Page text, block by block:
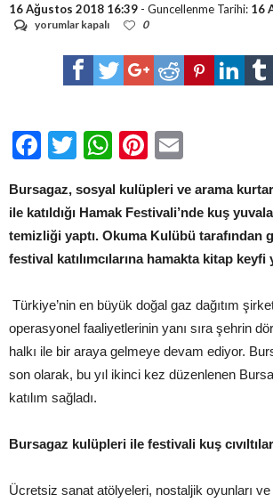
16 Ağustos 2018 16:39 - Guncellenme Tarihi: 16
Bursagaz,
kulüpleri
için
yorumlar kapalı 0
Facebook
TwitterWhatsApp
Pinterest
Bursagaz, sosyal kulüpleri ve arama
ile katıldığı Hamak Festivali’nde kuş
temizliği yaptı. Okuma Kulübü tarafından
festival katılımcılarına hamakta kitap keyfi
Türkiye’nin en büyük doğal gaz dağıtım
operasyonel faaliyetlerinin yanı sıra şehrin
halkı ile bir araya gelmeye devam ediyor.
son olarak, bu yıl ikinci kez düzenlenen
katılım sağladı.
Bursagaz kulüpleri ile festivali kuş
Ücretsiz sanat atölyeleri, nostaljik oyunları ve